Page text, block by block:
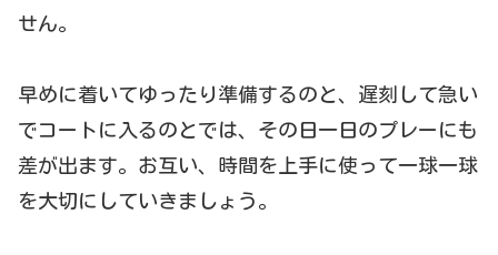
せん。
早めに着いてゆったり準備するのと、遅刻して急い
でコートに入るのとでは、その日一日のプレーにも
差が出ます。お互い、時間を上手に使って一球一球
を大切にしていきましょう。